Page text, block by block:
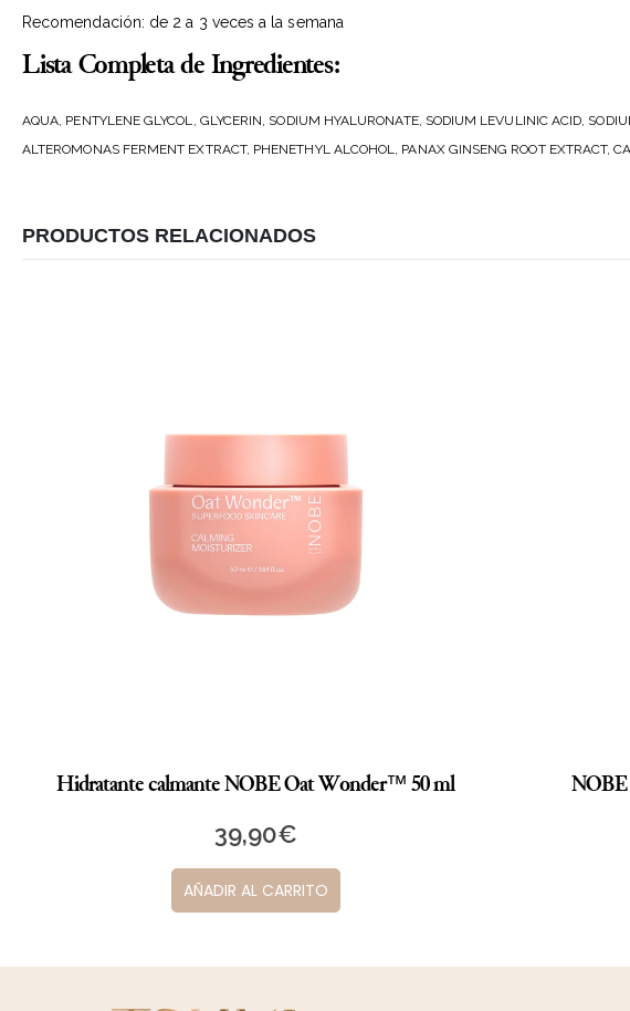
Recomendación: de 2 a 3 veces a la semana
Lista Completa de Ingredientes:
AQUA, PENTYLENE GLYCOL, GLYCERIN, SODIUM HYALURONATE, SODIUM LEVULINIC ACID,
ALTEROMONAS FERMENT EXTRACT, PHENETHYL ALCOHOL, PANAX GINSENG ROOT EXTRACT,
PRODUCTOS RELACIONADOS
NOBE Cooling Care Soothing Serum 50 ml
34,90€
AÑADIR AL CARRITO